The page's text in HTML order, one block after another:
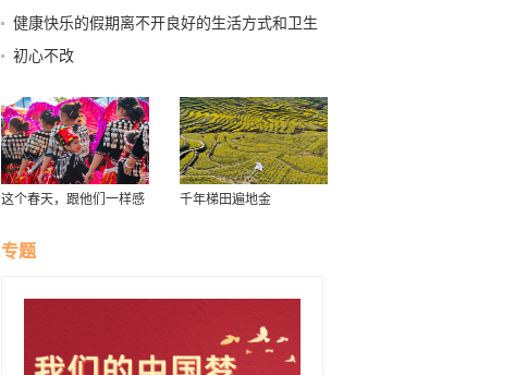
健康快乐的假期离不开良好的生活方式和卫生
习惯
初心不改
这个春天，跟他们一样感
千年梯田遍地金
专题